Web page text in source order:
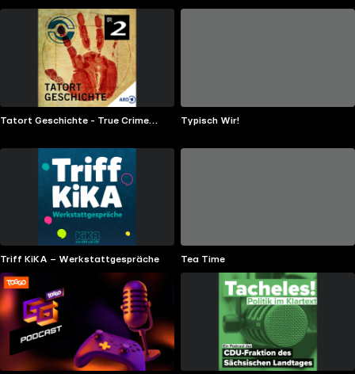
Tatort Geschichte - True Crime
Typisch Wir!
Triff KiKA – Werkstattgespräche Tea Time